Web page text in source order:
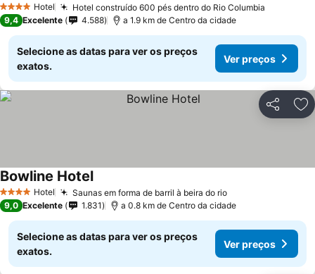
4 EstrelasHotel Hotel construído 600 pés dentro do Rio Columbia
9,4 Excelente 4.588 a 1.9 km de Centro da cidade
Selecione as datas para ver os preços
exatos.
Ver preços
Partilhar
4 EstrelasHotel Saunas em forma de barril à beira do rio
Bowline Hotel
9,0 Excelente 1.831 a 0.8 km de Centro da cidade
Selecione as datas para ver os preços
exatos.
Ver preços